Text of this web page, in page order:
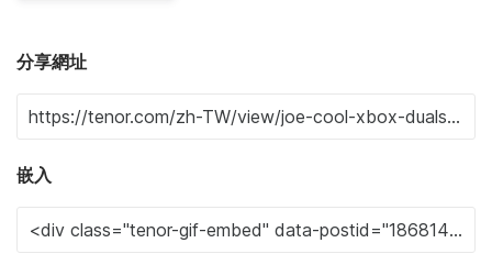
分享網址
嵌入